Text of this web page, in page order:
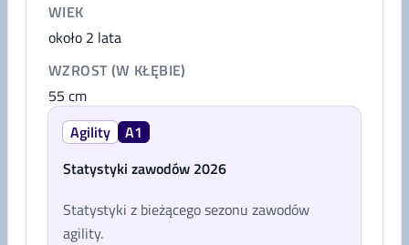
WIEK
około 2 lata
WZROST (W KŁĘBIE)
55 cm
Agility
A1
Statystyki zawodów 2026
Statystyki z bieżącego sezonu zawodów
agility.